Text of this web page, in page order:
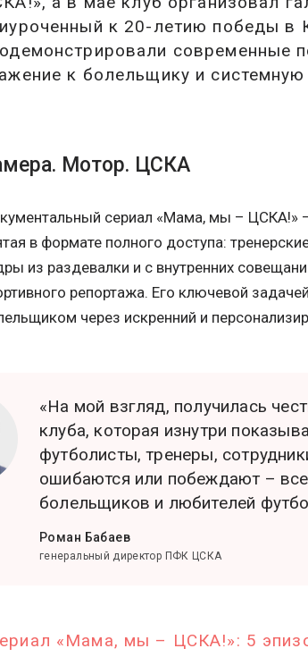
к 20-летию победы в
современные
к болельщику и
Мотор. ЦСКА
сериал «Мама, мы – ЦСКА!» –
в формате полного доступа:
из раздевалки и с внутренних
репортажа. Его ключевой
через искренний и
«На мой взгляд, получилась
клуба, которая изнутри
футболисты, тренеры,
ошибаются или побеждают –
болельщиков и любителей
Роман Бабаев
генеральный директор ПФК ЦСКА
«Мама, мы – ЦСКА!»: 5